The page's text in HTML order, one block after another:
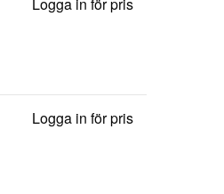
Logga in för pris